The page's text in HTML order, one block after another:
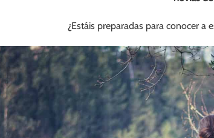
¿Estáis preparadas para conocer a